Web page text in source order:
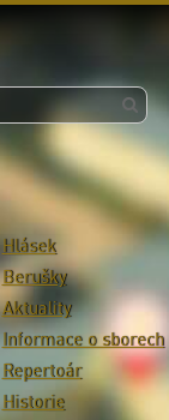
Hlásek
Berušky
Aktuality
Informace o sborech
Repertoár
Historie